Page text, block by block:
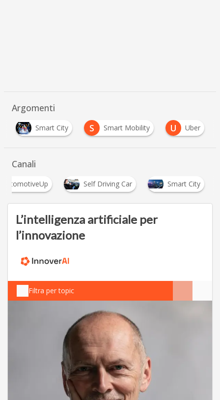
Argomenti
Smart City S Smart Mobility U Uber
Canali
AutomotiveUp Self Driving Car Smart City
L’intelligenza artificiale per
l’innovazione
Filtra per topic